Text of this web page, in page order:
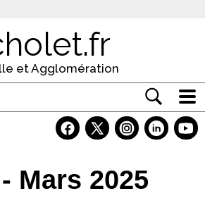
et Agglomération
Mars 2025